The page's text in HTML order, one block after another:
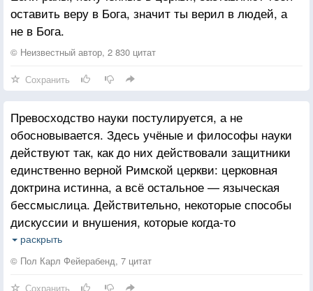
оставить веру в Бога, значит ты верил в людей, а
не в Бога.
© Неизвестный автор, 2 830 цитат
Сохранить
Превосходство науки постулируется, а не
обосновывается. Здесь учёные и философы науки
действуют так, как до них действовали защитники
единственно верной Римской церкви: церковная
доктрина истинна, а всё остальное — языческая
бессмыслица. Действительно, некоторые способы
дискуссии и внушения, которые когда-то
обслуживали теологическую риторику, ныне нашли
себе прибежище в науке.
раскрыть
© Пол Карл Фейерабенд, 7 цитат
Сохранить